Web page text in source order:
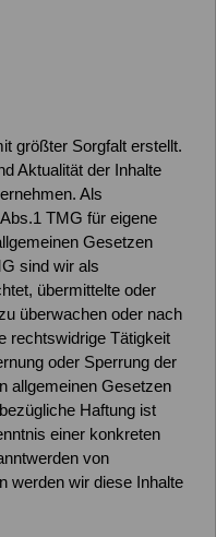
größter Sorgfalt erstellt.
Aktualität der Inhalte
Als
TMG für eigene
Gesetzen
sind wir als
übermittelte oder
überwachen oder nach
rechtswidrige Tätigkeit
oder Sperrung der
allgemeinen Gesetzen
Haftung ist
einer konkreten
von
werden wir diese Inhalte